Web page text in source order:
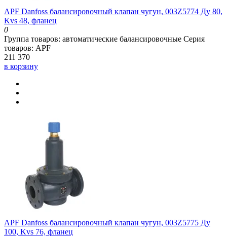
APF Danfoss балансировочный клапан чугун, 003Z5774 Ду 80,
Kvs 48, фланец
0
Группа товаров: автоматические балансировочные Серия
товаров: APF
211 370
в корзину
APF Danfoss балансировочный клапан чугун, 003Z5775 Ду
100, Kvs 76, фланец